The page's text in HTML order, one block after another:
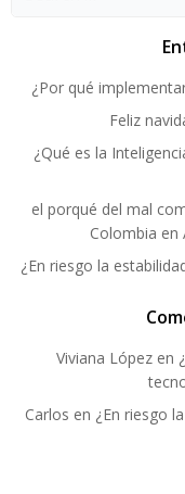
¿Por qué
Feliz
¿Qué es la
el porqué del mal
Colombia en
¿En riesgo la
Viviana Lópezen
Carlos en ¿En riesgo